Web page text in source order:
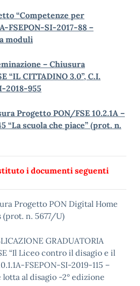
“Competenze per
FSEPON-SI-2017-88 –
moduli
– Chiusura
“IL CITTADINO 3.0”, C.I.
2018-955
Progetto PON/FSE 10.2.1A –
“La scuola che piace” (prot. n.
i documenti seguenti
Progetto PON Digital Home
(prot. n. 5677/U)
GRADUATORIA
“Il Liceo contro il disagio e il
FSEPON-SI-2019-115 –
al disagio -2° edizione